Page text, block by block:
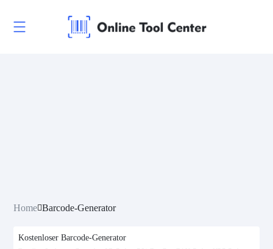
Home Barcode-Generator
Kostenloser Barcode-Generator